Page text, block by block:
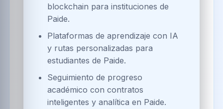
blockchain para instituciones de
Paide.
Plataformas de aprendizaje con IA
y rutas personalizadas para
estudiantes de Paide.
Seguimiento de progreso
académico con contratos
inteligentes y analítica en Paide.